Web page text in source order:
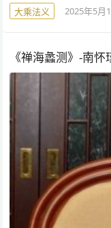
大乘法义 2025年5月
《禅海蠡测》-南怀